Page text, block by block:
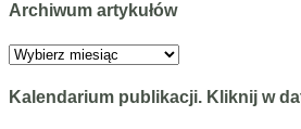
Archiwum artykułów
Archiwum
Kalendarium publikacji. Kliknij w